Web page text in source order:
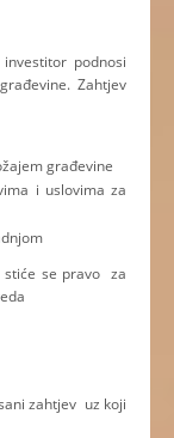
podnosi
Zahtjev
građevine
i uslovima za
stiće se pravo za
zahtjev uz koji